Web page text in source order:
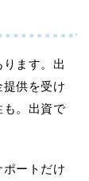
ます。出
供を受け
も。出資で
ートだけ